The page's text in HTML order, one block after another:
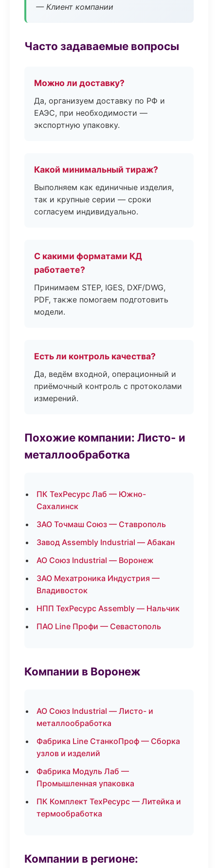
— Клиент компании
Часто задаваемые вопросы
Можно ли доставку?
Да, организуем доставку по РФ и
ЕАЭС, при необходимости —
экспортную упаковку.
Какой минимальный тираж?
Выполняем как единичные изделия,
так и крупные серии — сроки
согласуем индивидуально.
С какими форматами КД
работаете?
Принимаем STEP, IGES, DXF/DWG,
PDF, также помогаем подготовить
модели.
Есть ли контроль качества?
Да, ведём входной, операционный и
приёмочный контроль с протоколами
измерений.
Похожие компании: Листо- и
металлообработка
ПК ТехРесурс Лаб — Южно-
Сахалинск
ЗАО Точмаш Союз — Ставрополь
Завод Assembly Industrial — Абакан
АО Союз Industrial — Воронеж
ЗАО Мехатроника Индустрия —
Владивосток
НПП ТехРесурс Assembly — Нальчик
ПАО Line Профи — Севастополь
Компании в Воронеж
АО Союз Industrial — Листо- и
металлообработка
Фабрика Line СтанкоПроф — Сборка
узлов и изделий
Фабрика Модуль Лаб —
Промышленная упаковка
ПК Комплект ТехРесурс — Литейка и
термообработка
Компании в регионе: